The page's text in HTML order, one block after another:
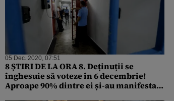
05 Dec. 2020, 07:51
8 ȘTIRI DE LA ORA 8. Deținuții se
înghesuie să voteze în 6 decembrie!
Aproape 90% dintre ei și-au manifestat